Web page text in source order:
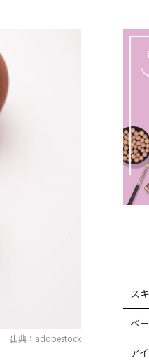
Rakuten Link
出典：adobestock
ス
ベ
ア